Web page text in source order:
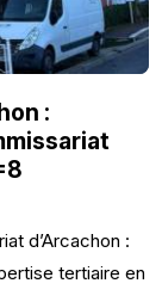
:
d’Arcachon :
tertiaire en